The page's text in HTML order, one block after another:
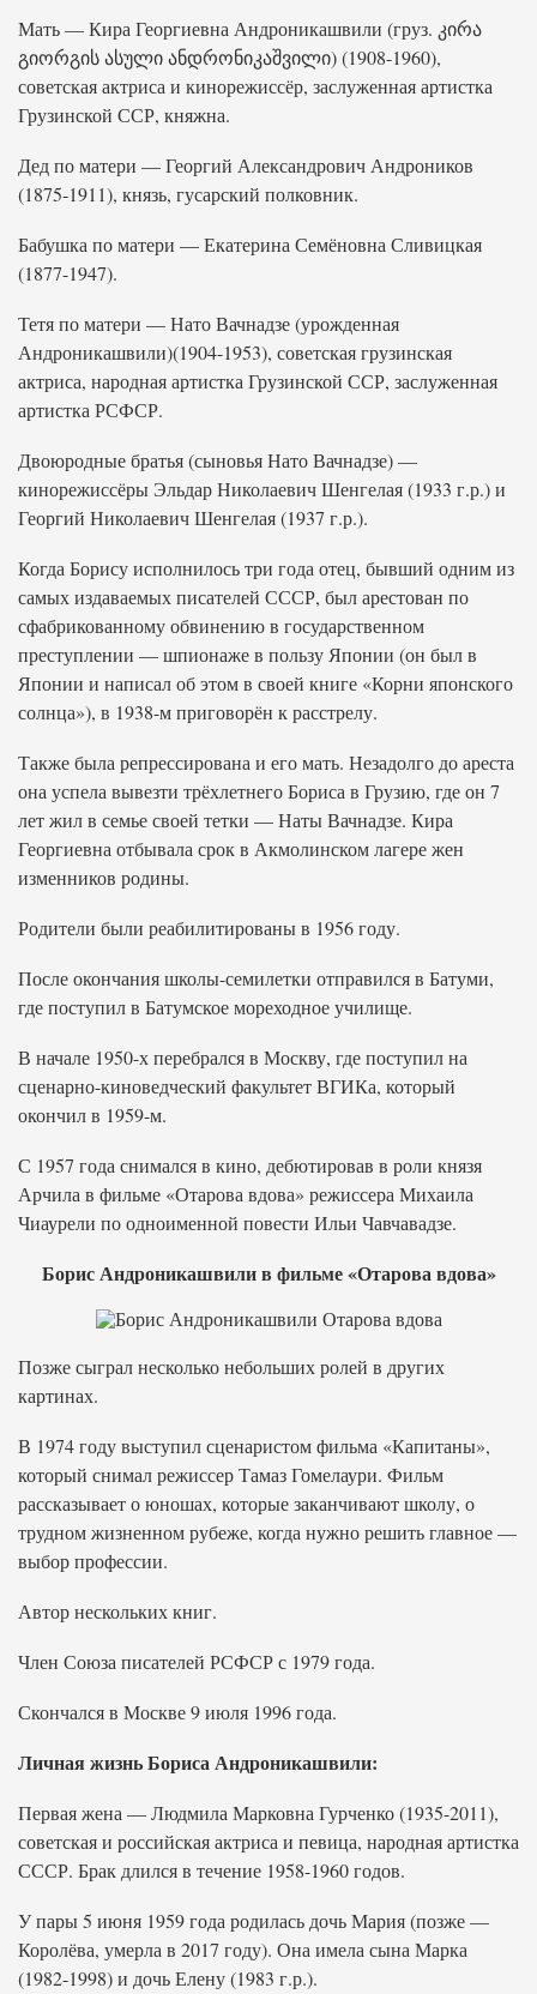
Мать — Кира Георгиевна Андроникашвили (груз. კირა
გიორგის ასული ანდრონიკაშვილი) (1908-1960),
советская актриса и кинорежиссёр, заслуженная артистка
Грузинской ССР, княжна.
Дед по матери — Георгий Александрович Андроников
(1875-1911), князь, гусарский полковник.
Бабушка по матери — Екатерина Семёновна Сливицкая
(1877-1947).
Тетя по матери — Нато Вачнадзе (урожденная
Андроникашвили)(1904-1953), советская грузинская
актриса, народная артистка Грузинской ССР, заслуженная
артистка РСФСР.
Двоюродные братья (сыновья Нато Вачнадзе) —
кинорежиссёры Эльдар Николаевич Шенгелая (1933 г.р.) и
Георгий Николаевич Шенгелая (1937 г.р.).
Когда Борису исполнилось три года отец, бывший одним из
самых издаваемых писателей СССР, был арестован по
сфабрикованному обвинению в государственном
преступлении — шпионаже в пользу Японии (он был в
Японии и написал об этом в своей книге «Корни японского
солнца»), в 1938-м приговорён к расстрелу.
Также была репрессирована и его мать. Незадолго до ареста
она успела вывезти трёхлетнего Бориса в Грузию, где он 7
лет жил в семье своей тетки — Наты Вачнадзе. Кира
Георгиевна отбывала срок в Акмолинском лагере жен
изменников родины.
Родители были реабилитированы в 1956 году.
После окончания школы-семилетки отправился в Батуми,
где поступил в Батумское мореходное училище.
В начале 1950-х перебрался в Москву, где поступил на
сценарно-киноведческий факультет ВГИКа, который
окончил в 1959-м.
С 1957 года снимался в кино, дебютировав в роли князя
Арчила в фильме «Отарова вдова» режиссера Михаила
Чиаурели по одноименной повести Ильи Чавчавадзе.
Борис Андроникашвили в фильме «Отарова вдова»
Позже сыграл несколько небольших ролей в других
картинах.
В 1974 году выступил сценаристом фильма «Капитаны»,
который снимал режиссер Тамаз Гомелаури. Фильм
рассказывает о юношах, которые заканчивают школу, о
трудном жизненном рубеже, когда нужно решить главное —
выбор профессии.
Автор нескольких книг.
Член Союза писателей РСФСР с 1979 года.
Скончался в Москве 9 июля 1996 года.
Личная жизнь Бориса Андроникашвили:
Первая жена — Людмила Марковна Гурченко (1935-2011),
советская и российская актриса и певица, народная артистка
СССР. Брак длился в течение 1958-1960 годов.
У пары 5 июня 1959 года родилась дочь Мария (позже —
Королёва, умерла в 2017 году). Она имела сына Марка
(1982-1998) и дочь Елену (1983 г.р.).